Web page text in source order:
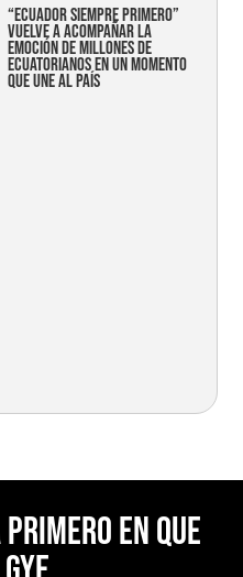
“Ecuador siempre primero”
vuelve a acompañar la
emoción de millones de
ecuatorianos en un momento
que une al país
en Que